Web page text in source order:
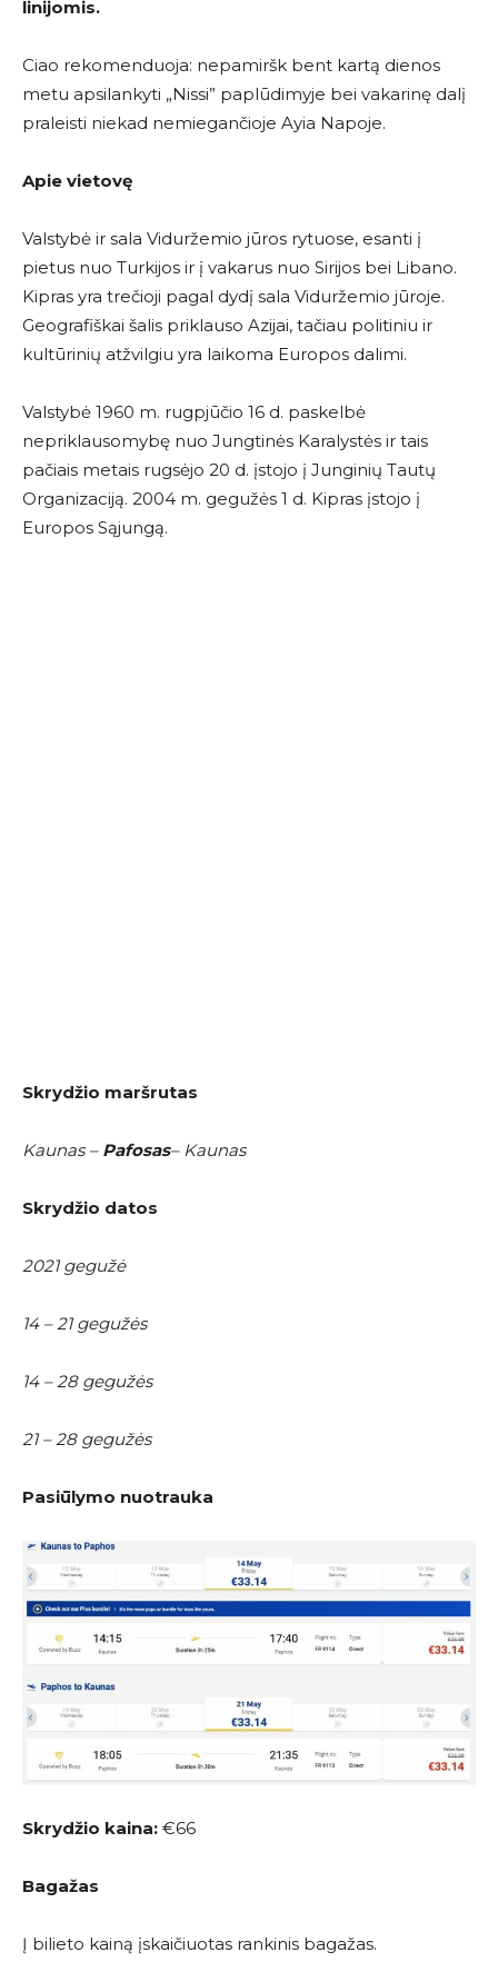
linijomis.
Ciao rekomenduoja: nepamiršk bent kartą dienos
metu apsilankyti „Nissi” paplūdimyje bei vakarinę dalį
praleisti niekad nemiegančioje Ayia Napoje.
Apie vietovę
Valstybė ir sala Viduržemio jūros rytuose, esanti į
pietus nuo Turkijos ir į vakarus nuo Sirijos bei Libano.
Kipras yra trečioji pagal dydį sala Viduržemio jūroje.
Geografiškai šalis priklauso Azijai, tačiau politiniu ir
kultūrinių atžvilgiu yra laikoma Europos dalimi.
Valstybė 1960 m. rugpjūčio 16 d. paskelbė
nepriklausomybę nuo Jungtinės Karalystės ir tais
pačiais metais rugsėjo 20 d. įstojo į Junginių Tautų
Organizaciją. 2004 m. gegužės 1 d. Kipras įstojo į
Europos Sąjungą.
Skrydžio maršrutas
Kaunas – Pafosas– Kaunas
Skrydžio datos
2021 gegužė
14 – 21 gegužės
14 – 28 gegužės
21 – 28 gegužės
Pasiūlymo nuotrauka
Skrydžio kaina: €66
Bagažas
Į bilieto kainą įskaičiuotas rankinis bagažas.